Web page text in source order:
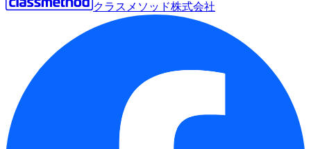
クラスメソッド株式会社